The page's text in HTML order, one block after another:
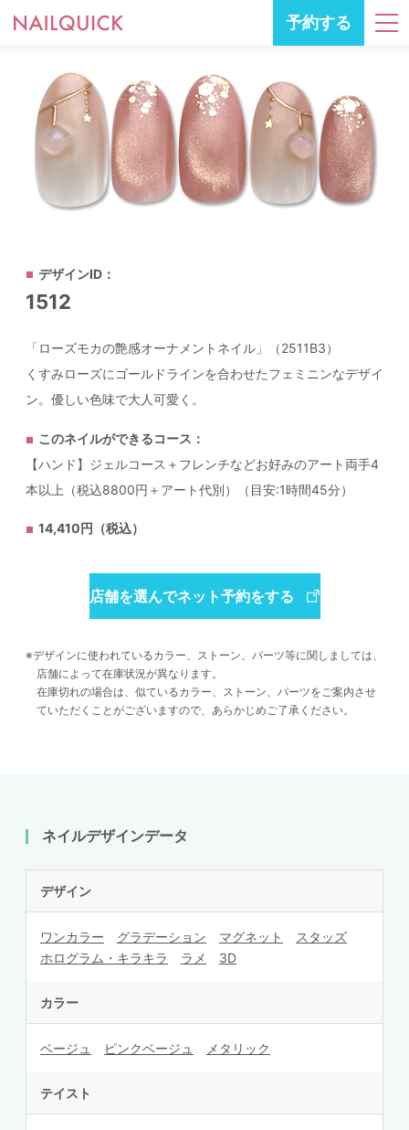
予約する
デザインID：
1512
「ローズモカの艶感オーナメントネイル」（2511B3）
くすみローズにゴールドラインを合わせたフェミニンなデザイ
ン。優しい色味で大人可愛く。
このネイルができるコース：
【ハンド】ジェルコース＋フレンチなどお好みのアート両手4
本以上（税込8800円＋アート代別）（目安:1時間45分）
14,410円（税込）
店舗を選んでネット予約をする
デザインに使われているカラー、ストーン、パーツ等に関しましては、
店舗によって在庫状況が異なります。
在庫切れの場合は、似ているカラー、ストーン、パーツをご案内させ
ていただくことがございますので、あらかじめご了承ください。
ネイルデザインデータ
デザイン
ワンカラー グラデーション マグネット
スタッズ
ホログラム・キラキラ
ラメ 3D
カラー
ベージュ ピンクベージュ メタリック
テイスト